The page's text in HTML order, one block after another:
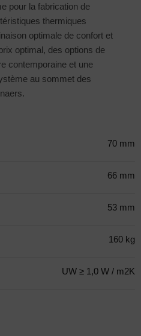
pour la fabrication de
thermiques
optimale de confort et
optimal, des options de
contemporaine et une
au sommet des
70 mm
66 mm
53 mm
160 kg
UW ≥ 1,0 W / m2K